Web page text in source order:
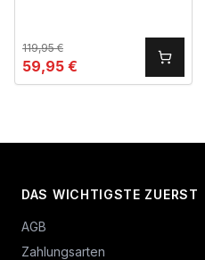
119,95€
59,95 €
DAS WICHTIGSTE ZUERST
AGB
Zahlungsarten